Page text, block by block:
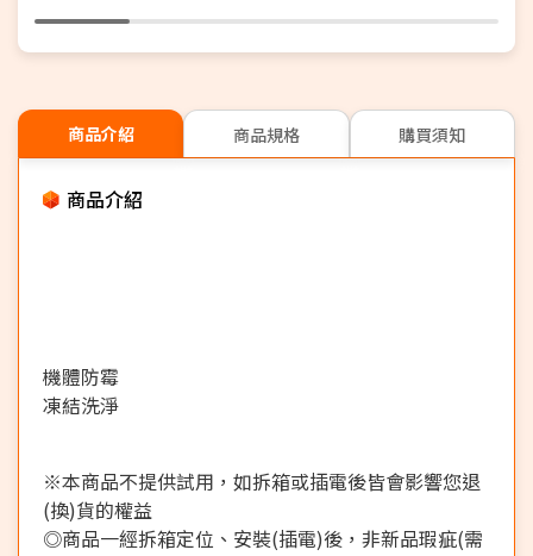
商品介紹 商品規格 購買須知
商品介紹
機體防霉
凍結洗淨
※本商品不提供試用，如拆箱或插電後皆會影響您退
(換)貨的權益
◎商品一經拆箱定位、安裝(插電)後，非新品瑕疵(需